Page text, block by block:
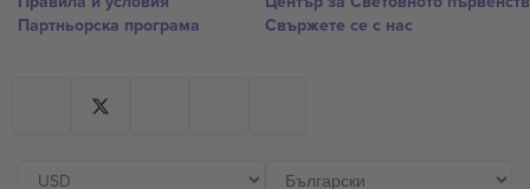
Партньорска програма
Свържете се с нас